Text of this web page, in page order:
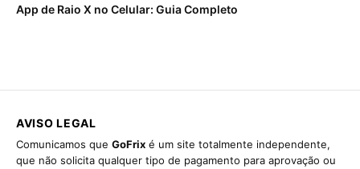
App de Raio X no Celular: Guia Completo
AVISO LEGAL
Comunicamos que GoFrix é um site totalmente independente,
que não solicita qualquer tipo de pagamento para aprovação ou